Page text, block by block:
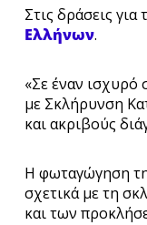
Στις δράσεις για
Ελλήνων.
«Σε έναν
με Σκλήρυνση
και ακριβούς
Η φωταγώγηση
σχετικά με τη
και των